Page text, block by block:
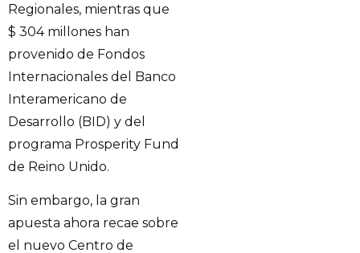
Regionales, mientras que
$ 304 millones han
provenido de Fondos
Internacionales del Banco
Interamericano de
Desarrollo (BID) y del
programa Prosperity Fund
de Reino Unido.
Sin embargo, la gran
apuesta ahora recae sobre
el nuevo Centro de